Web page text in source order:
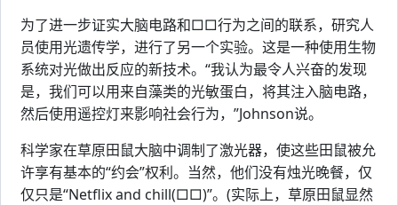
为了进一步证实大脑电路和□□行为之间的联系，研究人
员使用光遗传学，进行了另一个实验。这是一种使用生物
系统对光做出反应的新技术。“我认为最令人兴奋的发现
是，我们可以用来自藻类的光敏蛋白，将其注入脑电路，
然后使用遥控灯来影响社会行为，”Johnson说。
科学家在草原田鼠大脑中调制了激光器，使这些田鼠被允
许享有基本的“约会”权利。当然，他们没有烛光晚餐，仅
仅只是“Netflix and chill(□□)”。(实际上，草原田鼠显然